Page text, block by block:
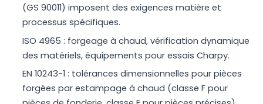
(GS 90011) imposent des exigences matière et
processus spécifiques.
ISO 4965 : forgeage à chaud, vérification dynamique
des matériels, équipements pour essais Charpy.
EN 10243-1 : tolérances dimensionnelles pour pièces
forgées par estampage à chaud (classe F pour